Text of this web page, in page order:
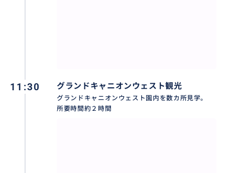
フーバーダムは世界最大級のアメリカにある1985年に
国定歴史建造物に指定された巨大ダム！
アリゾナ州とネバダ州の州境にあるダムで、年間約100
11:30 グランドキャニオンウェスト観光
グランドキャニオンウェスト園内を数カ所見学。
所要時間約２時間